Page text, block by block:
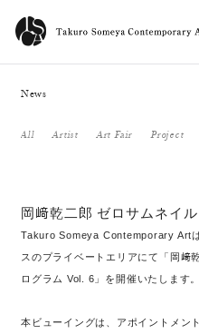
News
All Artist Art Fair Project
岡﨑乾二郎 ゼロサムネイ
Takuro Someya Contemporary Art
スのプライベートエリアにて「岡﨑
ログラム Vol. 6」を開催いたします。
本ビューイングは、アポイントメン